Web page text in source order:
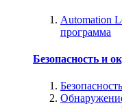
Automation
программа
Безопасность и